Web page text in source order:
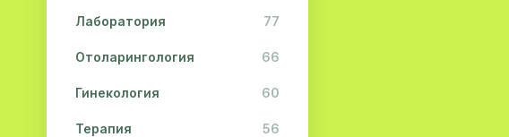
Лаборатория 77
Отоларингология 66
Гинекология 60
Терапия 56